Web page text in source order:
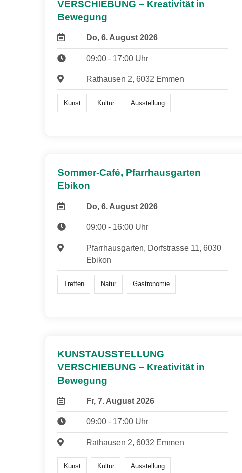
VERSCHIEBUNG – Kreativität in
Bewegung
Do, 6. August 2026
09:00 - 17:00 Uhr
Rathausen 2, 6032 Emmen
Kunst Kultur Ausstellung
Sommer-Café, Pfarrhausgarten
Ebikon
Do, 6. August 2026
09:00 - 16:00 Uhr
Pfarrhausgarten, Dorfstrasse 11, 6030
Ebikon
Treffen Natur Gastronomie
KUNSTAUSSTELLUNG
VERSCHIEBUNG – Kreativität in
Bewegung
Fr, 7. August 2026
09:00 - 17:00 Uhr
Rathausen 2, 6032 Emmen
Kunst Kultur Ausstellung